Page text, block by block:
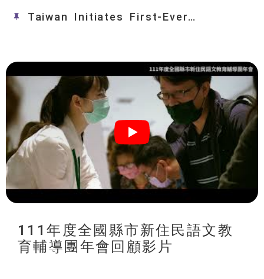
Taiwan Initiates First-Ever
Academic Leader
111年度全國縣市新住民語文教
育輔導團年會回顧影片